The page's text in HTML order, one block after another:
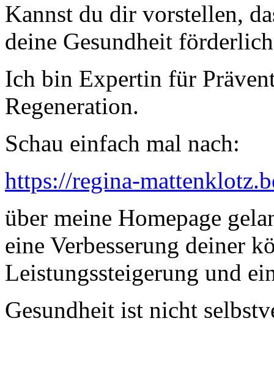
Kannst du dir vorstellen,
deine Gesundheit
Ich bin Expertin für
Regeneration.
Schau einfach mal nach:
https://regina-
über meine Homepage
eine Verbesserung deiner
Leistungssteigerung und
Gesundheit ist nicht